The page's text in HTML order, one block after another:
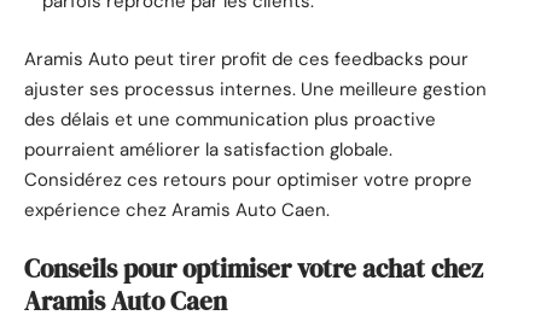
Aramis Auto peut tirer profit de ces feedbacks pour
ajuster ses processus internes. Une meilleure gestion
des délais et une communication plus proactive
pourraient améliorer la satisfaction globale.
Considérez ces retours pour optimiser votre propre
expérience chez Aramis Auto Caen.
Conseils pour optimiser votre achat chez
Aramis Auto Caen